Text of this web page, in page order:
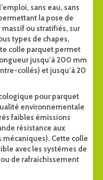
sans eau, sans
la pose de
ou stratifiés, sur
types de chapes,
colle parquet permet
jusqu’à 200 mm
collés) et jusqu’à 20
pour parquet
environnementale
faibles émissions
résistance aux
Cette colle
avec les systèmes de
de rafraichissement